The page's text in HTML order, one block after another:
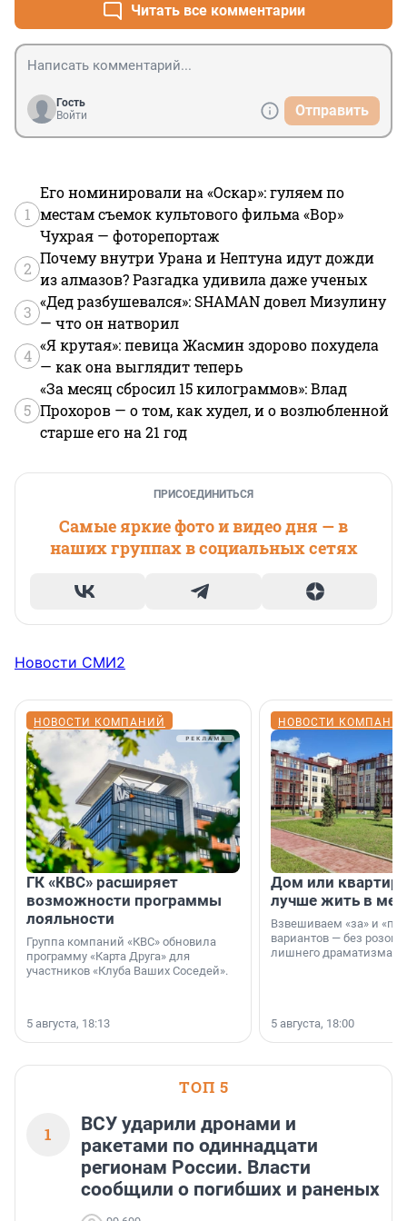
Читать все комментарии
Гость
Войти
Отправить
1
Его номинировали на «Оскар»: гуляем по
местам съемок культового фильма «Вор»
Чухрая — фоторепортаж
2
Почему внутри Урана и Нептуна идут дожди
из алмазов? Разгадка удивила даже ученых
3
«Дед разбушевался»: SHAMAN довел Мизулину
— что он натворил
4
«Я крутая»: певица Жасмин здорово похудела
— как она выглядит теперь
5
«За месяц сбросил 15 килограммов»: Влад
Прохоров — о том, как худел, и о возлюбленной
старше его на 21 год
ПРИСОЕДИНИТЬСЯ
Самые яркие фото и видео дня — в
наших группах в социальных сетях
Новости СМИ2
НОВОСТИ КОМПАНИЙ
ГК «КВС» расширяет
возможности программы
лояльности
Группа компаний «КВС» обновила
программу «Карта Друга» для
участников «Клуба Ваших Соседей».
5 августа, 18:13
НОВОСТИ
Дом или
лучше жить в
Взвешиваем «за» и
вариантов — без
лишнего драматизма.
5 августа, 18:00
ТОП 5
1
ВСУ ударили дронами и
ракетами по одиннадцати
регионам России. Власти
сообщили о погибших и раненых